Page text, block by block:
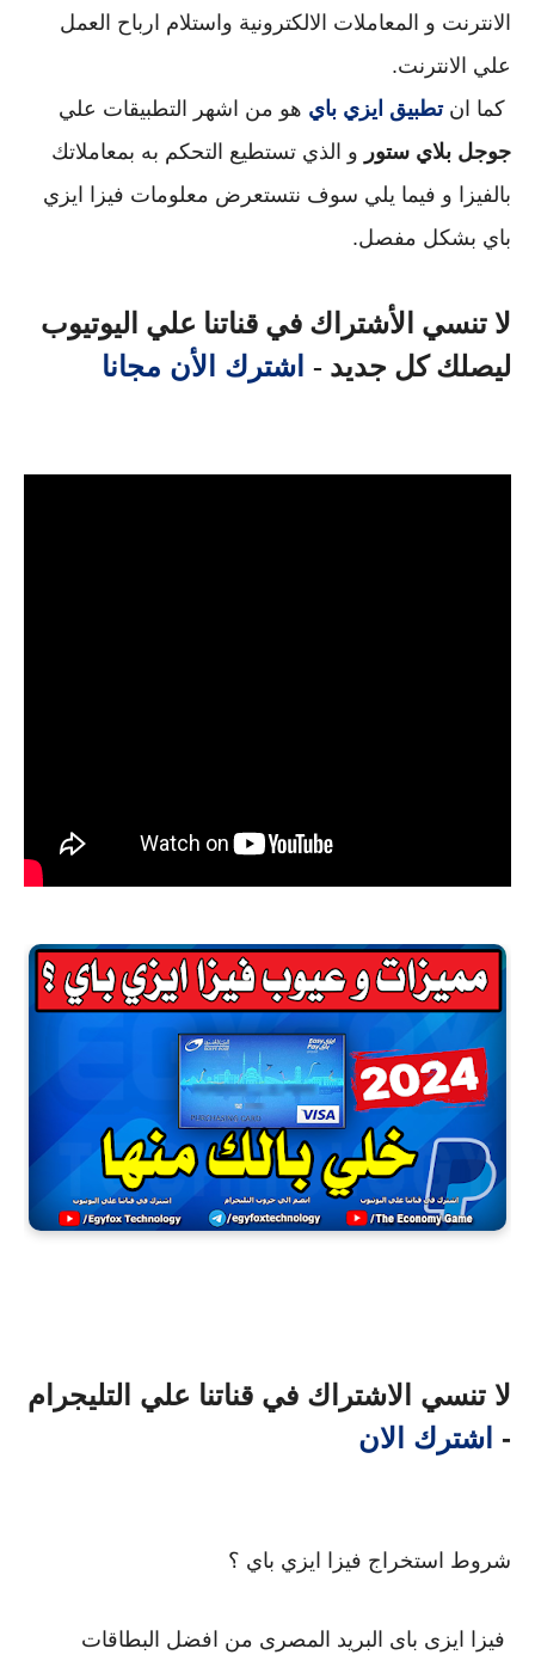
علي الانترنت.
تطبيق ايزي باي هو من اشهر التطبيقات علي
جوجل بلاي ستور
باي بشكل مفصل.
ليصلك كل جديد - اشترك الأن مجانا
لا تنسي الاشتراك في قناتنا علي التليجرام
- اشترك الان
شروط استخراج فيزا ايزي باي ؟